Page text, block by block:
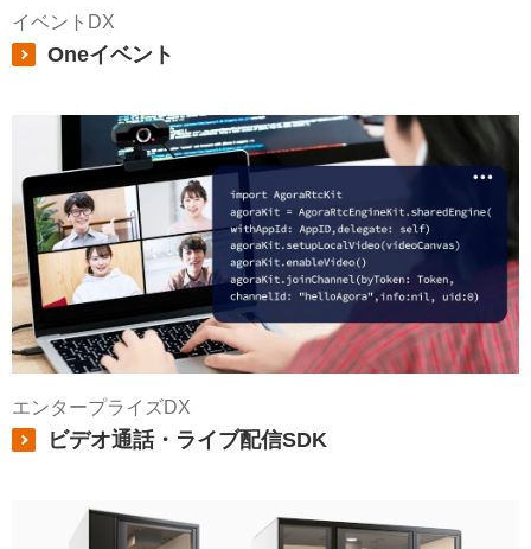
イベントDX
Oneイベント
エンタープライズDX
ビデオ通話・ライブ配信SDK